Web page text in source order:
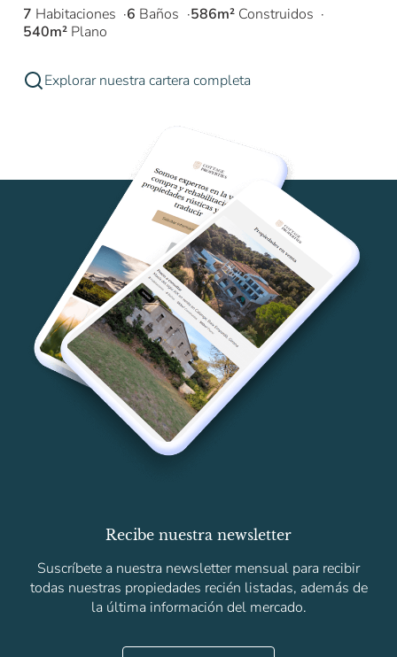
7 Habitaciones 6 Baños 586m² Construidos
540m² Plano
Explorar nuestra cartera completa
Recibe nuestra newsletter
Suscríbete a nuestra newsletter mensual para recibir
todas nuestras propiedades recién listadas, además de
la última información del mercado.